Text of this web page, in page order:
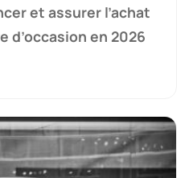
et assurer l’achat
d’occasion en 2026